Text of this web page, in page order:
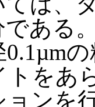
ある
をあ
ンを